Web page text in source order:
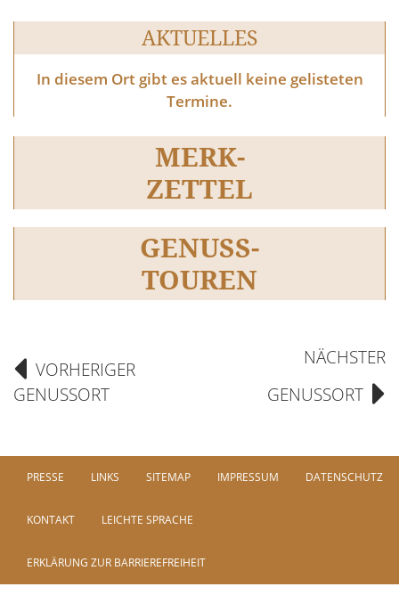
AKTUELLES
In diesem Ort gibt es aktuell keine gelisteten
Termine.
MERK-
ZETTEL
GENUSS-
TOUREN
VORHERIGER
GENUSSORT
NÄCHSTER
GENUSSORT
PRESSE LINKS SITEMAP IMPRESSUM DATENSCHUTZ
KONTAKT LEICHTE SPRACHE
ERKLÄRUNG ZUR BARRIEREFREIHEIT